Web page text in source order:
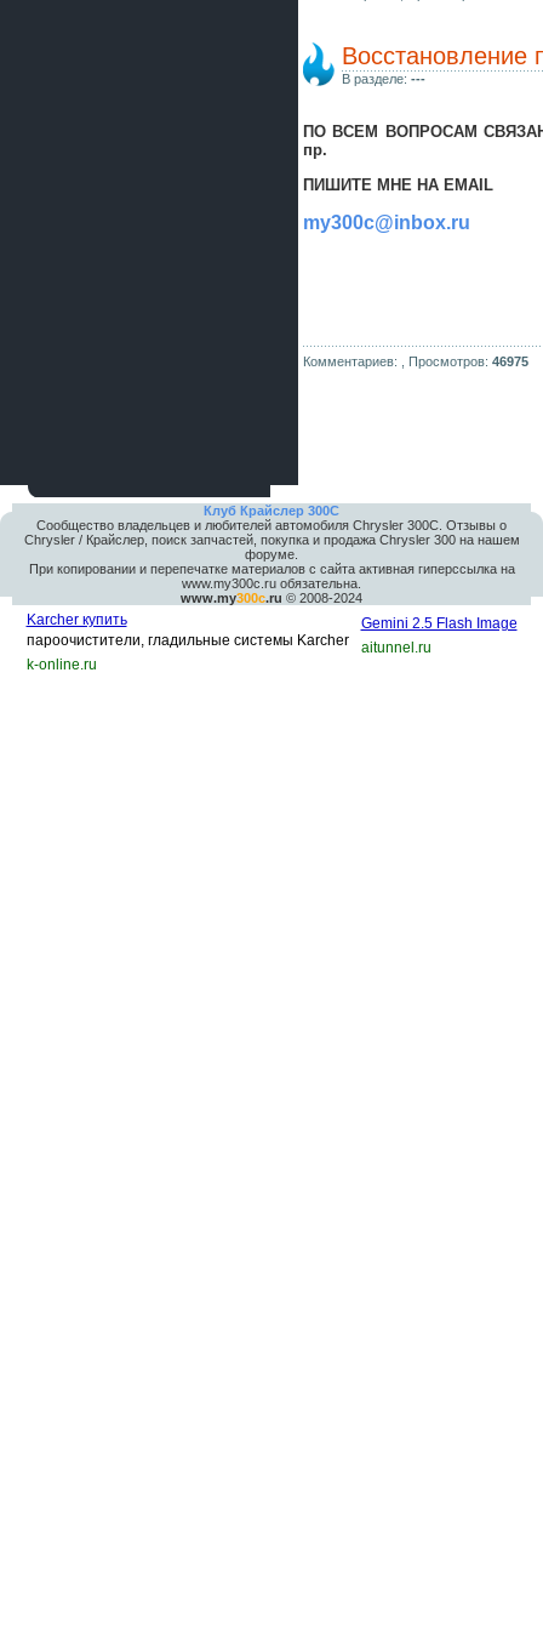
Восстановление
В разделе: ---
ПО ВСЕМ ВОПРОСАМ
пр.
ПИШИТЕ МНЕ НА EMAIL
my300c@inbox.ru
Комментариев: , Просмотров: 46975
Клуб Крайслер 300C
Сообщество владельцев и любителей автомобиля Chrysler 300С. Отзывы о
Chrysler / Крайслер, поиск запчастей, покупка и продажа Chrysler 300 на нашем
форуме.
При копировании и перепечатке материалов с сайта активная гиперссылка на
www.my300c.ru обязательна.
www.my300c.ru © 2008-2024
Karcher купить
пароочистители, гладильные системы Karcher
k-online.ru
Gemini 2.5 Flash Image
aitunnel.ru